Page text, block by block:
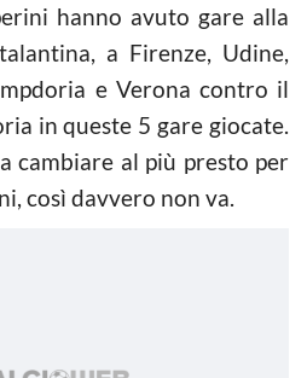
hanno avuto gare alla
a Firenze, Udine,
e Verona contro il
in queste 5 gare giocate.
cambiare al più presto per
così davvero non va.